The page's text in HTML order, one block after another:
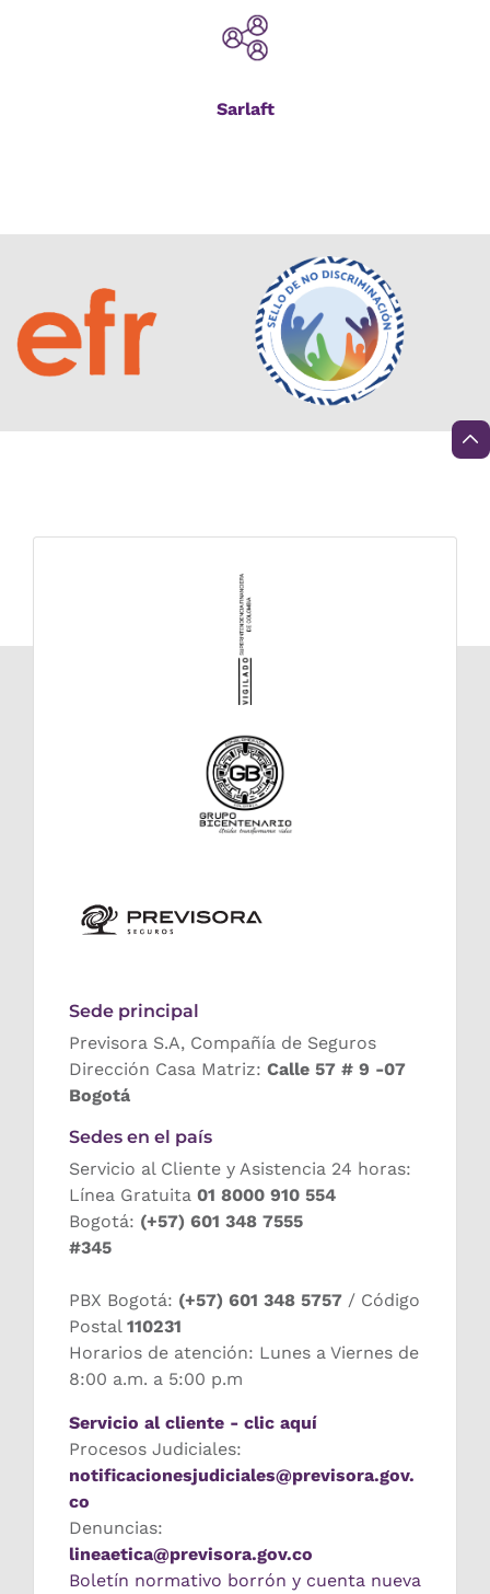
Sarlaft
Sede principal
Previsora S.A, Compañía de Seguros
Dirección Casa Matriz: Calle 57 # 9 -07
Bogotá
Sedes en el país
Servicio al Cliente y Asistencia 24 horas:
Línea Gratuita 01 8000 910 554
Bogotá: (+57) 601 348 7555
#345
PBX Bogotá: (+57) 601 348 5757 / Código
Postal 110231
Horarios de atención: Lunes a Viernes de
8:00 a.m. a 5:00 p.m
Servicio al cliente - clic aquí
Procesos Judiciales:
notificacionesjudiciales@previsora.gov.
co
Denuncias:
lineaetica@previsora.gov.co
Boletín normativo borrón y cuenta nueva